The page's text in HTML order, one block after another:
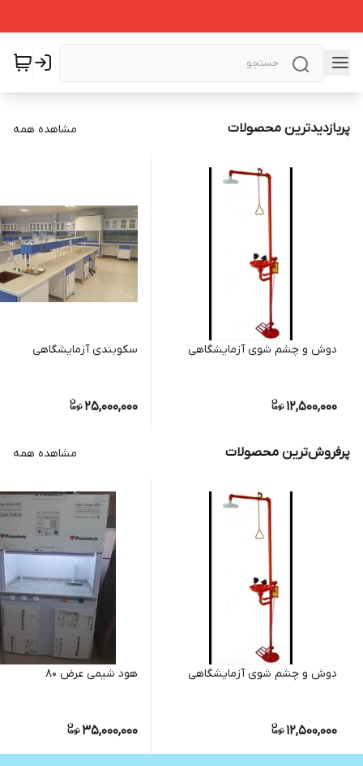
پربازدیدترین محصولات مشاهده همه
دوش و چشم شوی آزمایشگاهی
12,500,000
سکوبندی آزمایشگاهی
25,000,000
پرفروش‌ترین محصولات مشاهده همه
دوش و چشم شوی آزمایشگاهی
12,500,000
هود شیمی عرض ۸۰
35,000,000